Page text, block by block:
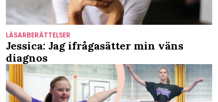
LÄSARBERÄTTELSER
Jessica: Jag ifrågasätter min väns
diagnos